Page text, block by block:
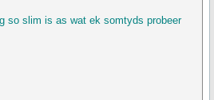
so slim is as wat ek somtyds probeer